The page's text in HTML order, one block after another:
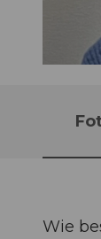
Wie